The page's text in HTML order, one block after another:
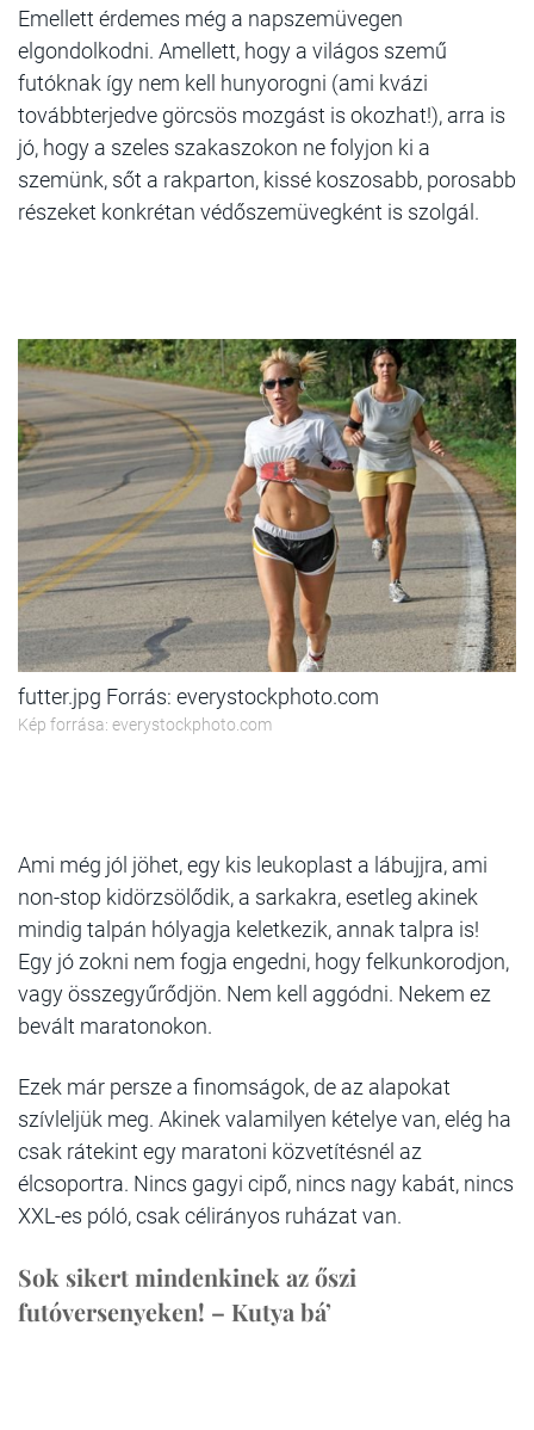
Emellett érdemes még a napszemüvegen
elgondolkodni. Amellett, hogy a világos szemű
futóknak így nem kell hunyorogni (ami kvázi
továbbterjedve görcsös mozgást is okozhat!), arra is
jó, hogy a szeles szakaszokon ne folyjon ki a
szemünk, sőt a rakparton, kissé koszosabb, porosabb
részeket konkrétan védőszemüvegként is szolgál.
futter.jpg Forrás: everystockphoto.com
Kép forrása: everystockphoto.com
Ami még jól jöhet,egy kis leukoplast a lábujjra, ami
non-stop kidörzsölődik, a sarkakra, esetleg akinek
mindig talpán hólyagja keletkezik, annak talpra is!
Egy jó zokni nem fogja engedni, hogy felkunkorodjon,
vagy összegyűrődjön. Nem kell aggódni. Nekem ez
bevált maratonokon.
Ezek már persze a finomságok, de az alapokat
szívleljük meg. Akinek valamilyen kételye van, elég ha
csak rátekint egy maratoni közvetítésnél az
élcsoportra. Nincs gagyi cipő, nincs nagy kabát, nincs
XXL-es póló, csak célirányos ruházat van.
Sok sikert mindenkinek az őszi
futóversenyeken! – Kutya bá’